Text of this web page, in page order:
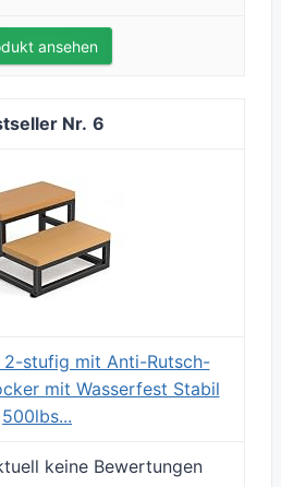
ansehen
6
stufig mit Anti-Rutsch-
mit Wasserfest Stabil
500lbs...
keine Bewertungen